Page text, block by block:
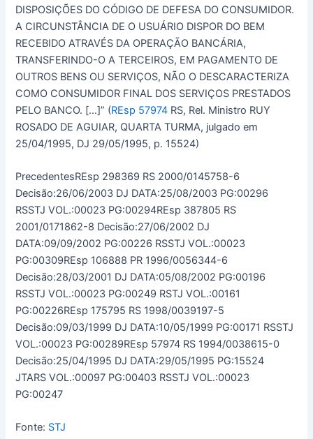
DISPOSIÇÕES DO CÓDIGO DE DEFESA DO CONSUMIDOR.
A CIRCUNSTÂNCIA DE O USUÁRIO DISPOR DO BEM
RECEBIDO ATRAVÉS DA OPERAÇÃO BANCÁRIA,
TRANSFERINDO-O A TERCEIROS, EM PAGAMENTO DE
OUTROS BENS OU SERVIÇOS, NÃO O DESCARACTERIZA
COMO CONSUMIDOR FINAL DOS SERVIÇOS PRESTADOS
PELO BANCO. […]” (REsp 57974 RS, Rel. Ministro RUY
ROSADO DE AGUIAR, QUARTA TURMA, julgado em
25/04/1995, DJ 29/05/1995, p. 15524)
PrecedentesREsp 298369 RS 2000/0145758-6
Decisão:26/06/2003 DJ DATA:25/08/2003 PG:00296
RSSTJ VOL.:00023 PG:00294REsp 387805 RS
2001/0171862-8 Decisão:27/06/2002 DJ
DATA:09/09/2002 PG:00226 RSSTJ VOL.:00023
PG:00309REsp 106888 PR 1996/0056344-6
Decisão:28/03/2001 DJ DATA:05/08/2002 PG:00196
RSSTJ VOL.:00023 PG:00249 RSTJ VOL.:00161
PG:00226REsp 175795 RS 1998/0039197-5
Decisão:09/03/1999 DJ DATA:10/05/1999 PG:00171 RSSTJ
VOL.:00023 PG:00289REsp 57974 RS 1994/0038615-0
Decisão:25/04/1995 DJ DATA:29/05/1995 PG:15524
JTARS VOL.:00097 PG:00403 RSSTJ VOL.:00023
PG:00247
Fonte: STJ